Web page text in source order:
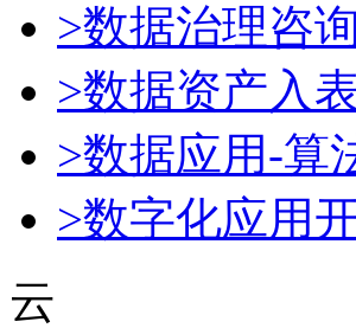
>数据治理咨
>数据资产入
>数据应用-算
>数字化应用
云